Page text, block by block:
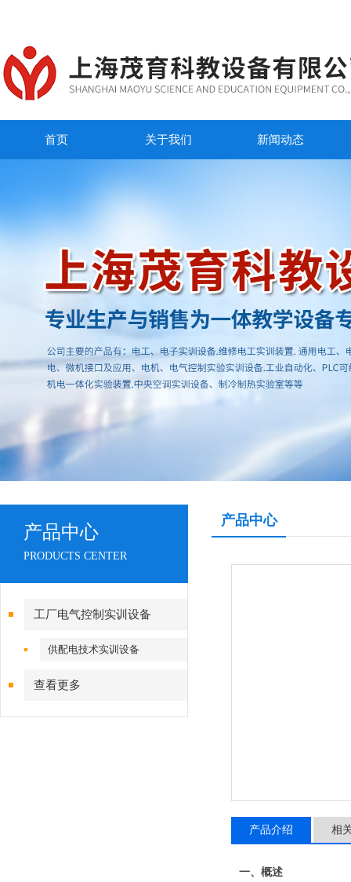
首页 关于我们 新闻动态
产品中心
PRODUCTS CENTER
工厂电气控制实训设备
供配电技术实训设备
查看更多
产品中心
产品介绍 相
一、概述